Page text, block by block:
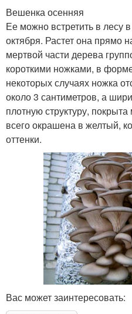
Вешенка осенняя
Ее можно встретить в лесу
октября. Растет она прямо
мертвой части дерева
короткими ножками, в
некоторых случаях ножка
около 3 сантиметров, а
плотную структуру,
всего окрашена в желтый,
оттенки.
Вас может заинтересовать: